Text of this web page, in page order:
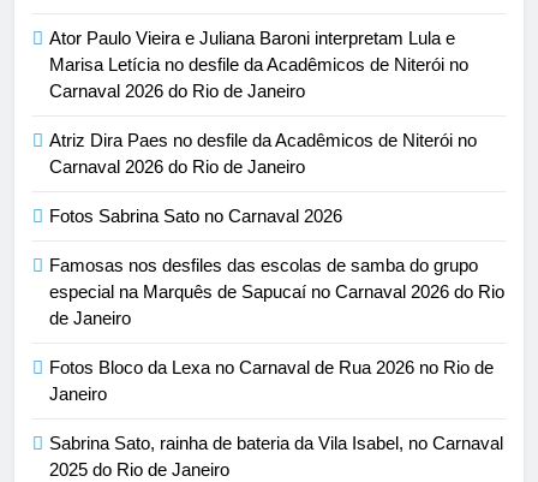
Ator Paulo Vieira e Juliana Baroni interpretam Lula e
Marisa Letícia no desfile da Acadêmicos de Niterói no
Carnaval 2026 do Rio de Janeiro
Atriz Dira Paes no desfile da Acadêmicos de Niterói no
Carnaval 2026 do Rio de Janeiro
Fotos Sabrina Sato no Carnaval 2026
Famosas nos desfiles das escolas de samba do grupo
especial na Marquês de Sapucaí no Carnaval 2026 do Rio
de Janeiro
Fotos Bloco da Lexa no Carnaval de Rua 2026 no Rio de
Janeiro
Sabrina Sato, rainha de bateria da Vila Isabel, no Carnaval
2025 do Rio de Janeiro